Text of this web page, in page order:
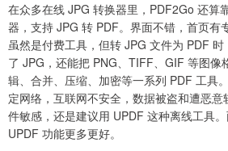
在众多在线 JPG 转换器里，PDF2Go 还算
器，支持 JPG 转 PDF。界面不错，首页有
虽然是付费工具，但转 JPG 文件为 PDF
了 JPG，还能把 PNG、TIFF、GIF 等图像
辑、合并、压缩、加密等一系列 PDF 工具
定网络，互联网不安全，数据被盗和遭恶
件敏感，还是建议用 UPDF 这种离线工具
UPDF 功能更多更好。